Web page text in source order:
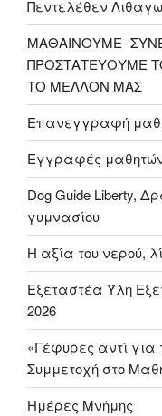
Πεντελέθεν
ΜΑΘΑΙΝΟΥΜΕ-
ΠΡΟΣΤΑΤΕΥΟΥΜΕ
ΤΟ ΜΕΛΛΟΝ ΜΑΣ
Επανεγγραφή
Εγγραφές μαθητών
Dog Guide Liberty,
γυμνασίου
H αξία του νερού,
Εξεταστέα Ύλη
2026
«Γέφυρες αντί για
Συμμετοχή στο
Ημέρες Μνήμης